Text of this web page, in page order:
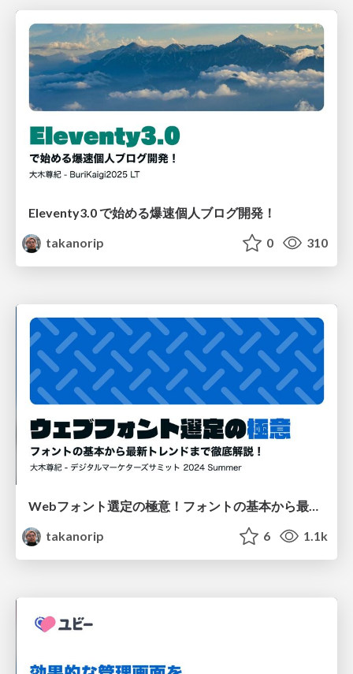
Eleventy3.0 で始める爆速個人ブログ開発！
takanorip
0 310
Webフォント選定の極意！フォントの基本から最新トレンドまで徹底解説
takanorip
6 1.1k